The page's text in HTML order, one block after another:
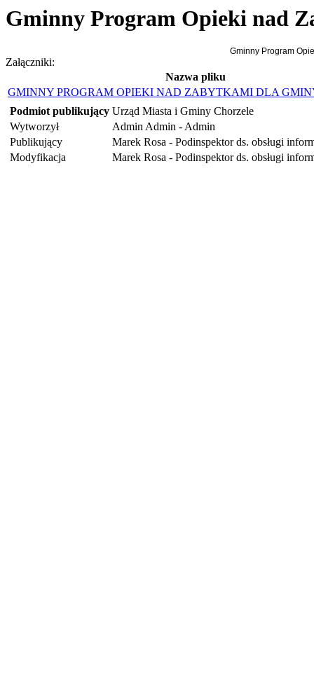
Gminny Program Opieki nad
Gminny Program
Załączniki:
Nazwa pliku
GMINNY PROGRAM OPIEKI NAD ZABYTKAMI DLA
Podmiot publikujący Urząd Miasta i Gminy Chorzele
Wytworzył
Admin Admin - Admin
Publikujący
Marek Rosa - Podinspektor ds. obsługi
Modyfikacja
Marek Rosa - Podinspektor ds. obsługi